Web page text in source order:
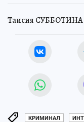
Таисия СУББОТИНА
КРИМИНАЛ